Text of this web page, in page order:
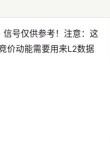
号仅供参考！注意：这
价动能需要用来L2数据